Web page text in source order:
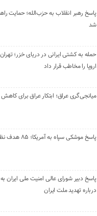
پاسخ رهبر انقلاب به حزب‌الله؛ حمایت
شد
حمله به کشتی ایرانی در دریای خزر؛
اروپا را مخاطب قرار داد
میانجی‌گری عراق؛ ابتکار عراق برای کاهش
پاسخ موشکی سپاه به آمریکا؛ ۸۵ هدف نظامی در تیررس ایران
پاسخ دبیر شورای عالی امنیت ملی ایران
درباره تهدید ملت ایران